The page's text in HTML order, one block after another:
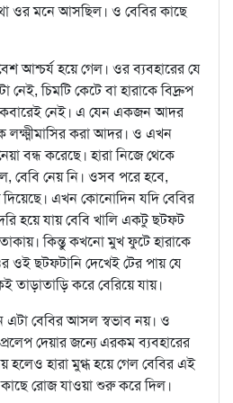
ওর মনে আসছিল। ও বেবির কাছে
আশ্চর্য হয়ে গেল। ওর ব্যবহারের যে
নেই, চিমটি কেটে বা হারাকে বিদ্রুপ
নেই। এ যেন একজন আদর
লক্ষ্মীমাসির করা আদর। ও এখন
বন্ধ করেছে। হারা নিজে থেকে
বেবি নেয় নি। ওসব পরে হবে,
দিয়েছে। এখন কোনোদিন যদি বেবির
হয়ে যায় বেবি খালি একটু ছটফট
কিন্তু কখনো মুখ ফুটে হারাকে
ওই ছটফটানি দেখেই টের পায় যে
তাড়াতাড়ি করে বেরিয়ে যায়।
এটা বেবির আসল স্বভাব নয়। ও
দেয়ার জন্যে এরকম ব্যবহারের
হলেও হারা মুগ্ধ হয়ে গেল বেবির এই
রোজ যাওয়া শুরু করে দিল।